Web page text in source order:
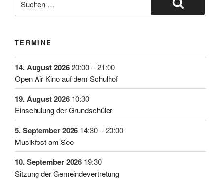
TERMINE
14. August 202620:00–21:00
Open Air Kino auf dem Schulhof
19. August 2026 10:30
Einschulung der Grundschüler
5. September 2026 14:30–20:00
Musikfest am See
10. September 2026 19:30
Sitzung der Gemeindevertretung